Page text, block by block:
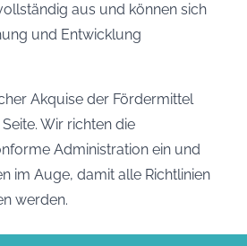
aus und können sich
und Entwicklung
Akquise der Fördermittel
Wir richten die
Administration ein und
im Auge, damit alle Richtlinien
werden.